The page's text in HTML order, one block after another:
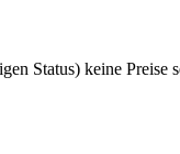
Status) keine Preise